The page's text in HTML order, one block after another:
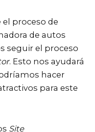
proceso de
de autos
seguir el proceso
. Esto nos ayudará
hacer
para este
Site